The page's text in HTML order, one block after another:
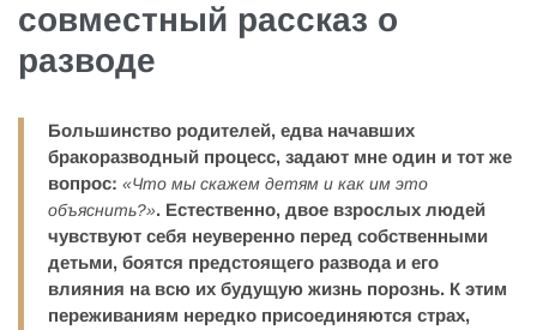
совместный рассказ о
разводе
Большинство родителей, едва начавших
бракоразводный процесс, задают мне один и тот же
вопрос: «Что мы скажем детям и как им это
объяснить?». Естественно, двое взрослых людей
чувствуют себя неуверенно перед собственными
детьми, боятся предстоящего развода и его
влияния на всю их будущую жизнь порознь. К этим
переживаниям нередко присоединяются страх,